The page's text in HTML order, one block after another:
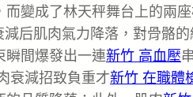
變成了林天秤舞台上的兩
后肌肉氣力降落，對骨骼的
瞬間爆發出一連新竹 高血壓
衰減招致負重才新竹 在職體